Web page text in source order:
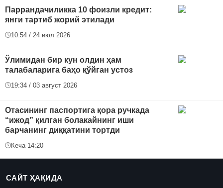
Паррандачиликка 10 фоизли кредит:
янги тартиб жорий этилади
10:54 / 24 июл 2026
Ўлимидан бир кун олдин ҳам
талабаларига баҳо қўйган устоз
19:34 / 03 август 2026
Отасининг паспортига қора ручкада
“ижод” қилган болакайнинг иши
барчанинг диққатини тортди
Кеча 14:20
САЙТ ҲАҚИДА